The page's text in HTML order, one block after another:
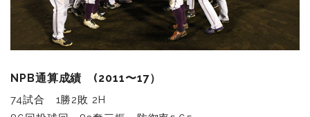
NPB通算成績 (2011〜17）
74試合 1勝2敗 2H